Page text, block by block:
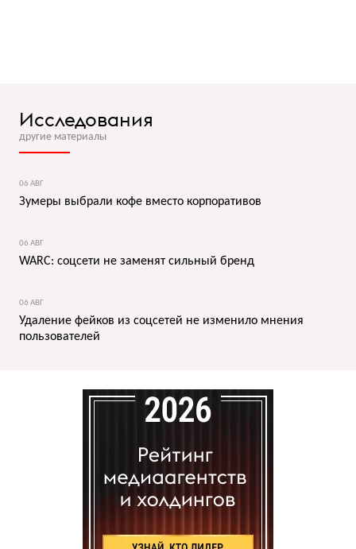
Исследования
другие материалы
06 АВГ
Зумеры выбрали кофе вместо корпоративов
06 АВГ
WARC: соцсети не заменят сильный бренд
06 АВГ
Удаление фейков из соцсетей не изменило мнения
пользователей